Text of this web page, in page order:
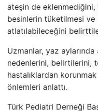
ateşin de
besinlerin tüketilmesi ve
atlatılabileceğini
Uzmanlar, yaz
nedenlerini, belirtilerini,
hastalıklardan
önlemleri anlattı.
Türk Pediatri Derneği